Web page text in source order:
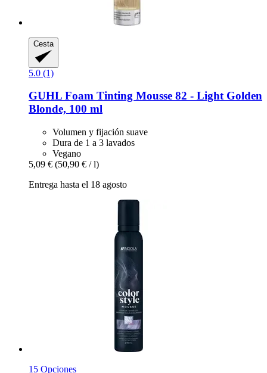
Cesta
5.0 (1)
GUHL Foam Tinting Mousse 82 -​ Light Golden
Blonde, 100 ml
Volumen y fijación suave
Dura de 1 a 3 lavados
Vegano
5,09 € (50,90 € / l)
Entrega hasta el 18 agosto
15 Opciones